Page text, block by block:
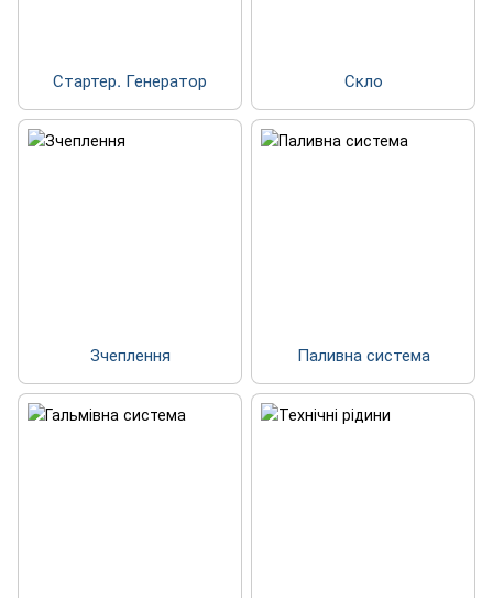
Стартер. Генератор Скло
Зчеплення Паливна система